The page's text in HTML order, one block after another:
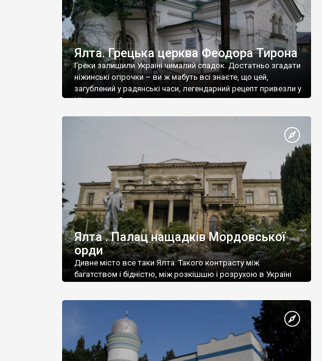
Ялта. Грецька церква Феодора Тирона
Греки залишили Україні чималий спадок. Достатньо згадати
ніжинські огірочки – ви ж мабуть всі знаєте, що цей,
загублений у радянські часи, легендарний рецепт привезли у
Ніжин греки?
Ялта . Палац нащадків Мордовської
орди
Дивне місто все таки Ялта. Такого контрасту між
багатством і бідністю, між розкішшю і розрухою в Україні